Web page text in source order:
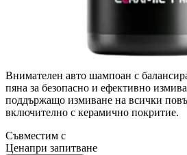
Внимателен авто шампоан с
пяна за безопасно и ефективно
поддържащо измиване на всички
включително с керамично покритие.
Съвместим с
Ценапри запитване